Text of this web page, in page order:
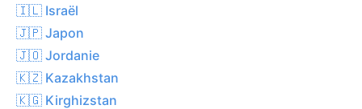
🇮🇱 Israël
🇯🇵 Japon
🇯🇴 Jordanie
🇰🇿 Kazakhstan
🇰🇬 Kirghizstan